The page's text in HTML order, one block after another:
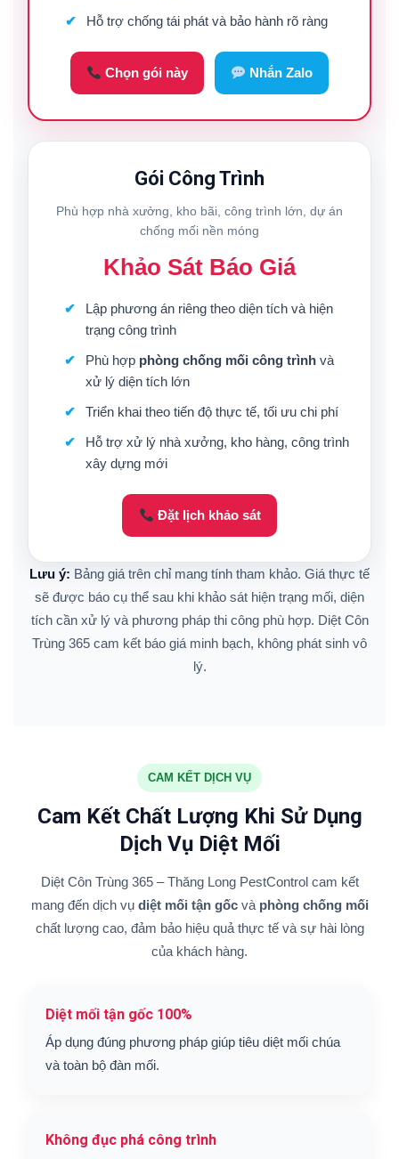
Hỗ trợ chống tái phát và bảo hành rõ ràng
Chọn gói này Nhắn Zalo
Gói Công Trình
Phù hợp nhà xưởng, kho bãi, công trình lớn, dự án
chống mối nền móng
Khảo Sát Báo Giá
Lập phương án riêng theo diện tích và hiện
trạng công trình
Phù hợp phòng chống mối công trìnhvà
xử lý diện tích lớn
Triển khai theo tiến độ thực tế, tối ưu chi phí
Hỗ trợ xử lý nhà xưởng, kho hàng, công trình
xây dựng mới
Đặt lịch khảo sát
Lưu ý: Bảng giá trên chỉ mang tính tham khảo. Giá thực tế
sẽ được báo cụ thể sau khi khảo sát hiện trạng mối, diện
tích cần xử lý và phương pháp thi công phù hợp. Diệt Côn
Trùng 365 cam kết báo giá minh bạch, không phát sinh vô
lý.
CAM KẾT DỊCH VỤ
Cam Kết Chất Lượng Khi Sử Dụng
Dịch Vụ Diệt Mối
Diệt Côn Trùng 365 – Thăng Long PestControl cam kết
mang đến dịch vụ diệt mối tận gốcvà phòng chống mối
chất lượng cao, đảm bảo hiệu quả thực tế và sự hài lòng
của khách hàng.
Diệt mối tận gốc 100%
Áp dụng đúng phương pháp giúp tiêu diệt mối chúa
và toàn bộ đàn mối.
Không đục phá công trình